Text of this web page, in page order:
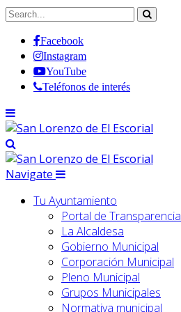
Facebook
Instagram
YouTube
Teléfonos de interés
Navigate
Tu Ayuntamiento
Portal de Transparencia
La Alcaldesa
Gobierno Municipal
Corporación Municipal
Pleno Municipal
Grupos Municipales
Normativa municipal